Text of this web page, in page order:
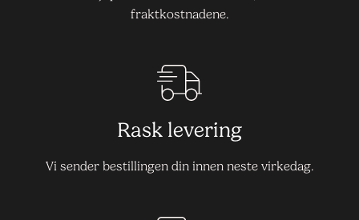
fraktkostnadene.
Rask levering
Vi sender bestillingen din innen neste virkedag.